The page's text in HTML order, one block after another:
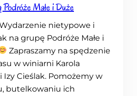
Małe i Duże
nietypowe i
na grupę Podróże Małe i
Zapraszamy na spędzenie
w winiarni Karola
Izy Cieślak. Pomożemy w
butelkowaniu ich